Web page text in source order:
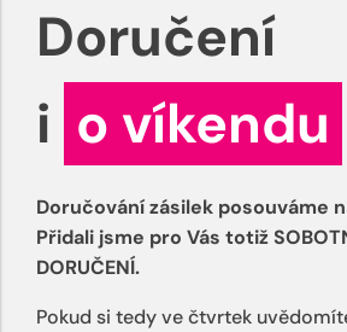
Doručení
i o víkendu
Doručování zásilek posouváme
Přidali jsme pro Vás totiž
DORUČENÍ.
Pokud si tedy ve čtvrtek